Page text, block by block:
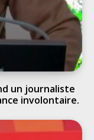
un journaliste
involontaire.